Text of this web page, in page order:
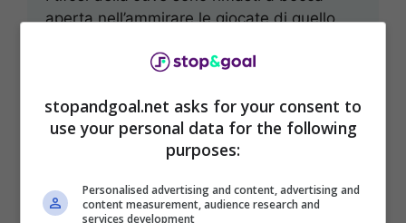
aperta nell’ammirare le giocate di quello
Leggi Tutto
stopandgoal.net asks for your consent to
use your personal data for the following
purposes:
Personalised advertising and content, advertising and
content measurement, audience research and
services development